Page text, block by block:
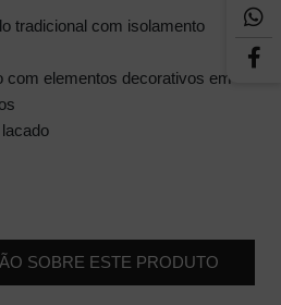
tradicional com isolamento
com elementos decorativos em
SOBRE ESTE PRODUTO